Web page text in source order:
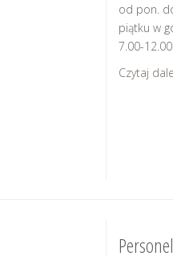
od pon.
piątku w
7.00-
Czytaj
Personel